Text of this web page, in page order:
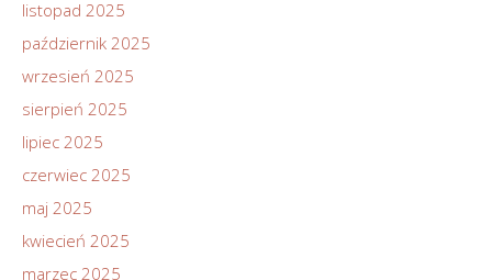
listopad 2025
październik 2025
wrzesień 2025
sierpień 2025
lipiec 2025
czerwiec 2025
maj 2025
kwiecień 2025
marzec 2025